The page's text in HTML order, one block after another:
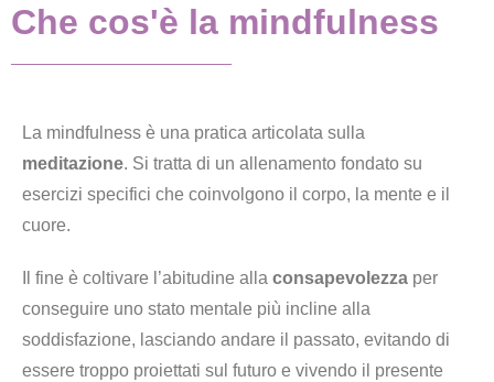
Che cos'è la mindfulness
La mindfulness è una pratica articolata sulla
meditazione. Si tratta di un allenamento fondato su
esercizi specifici che coinvolgono il corpo, la mente e il
cuore.
Il fine è coltivare l’abitudine alla consapevolezza per
conseguire uno stato mentale più incline alla
soddisfazione, lasciando andare il passato, evitando di
essere troppo proiettati sul futuro e vivendo il presente